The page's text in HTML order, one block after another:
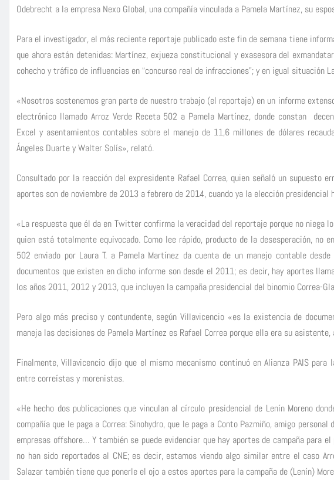
Odebrecht a la empresa Nexo Global, una compañía vinculada a Pamela Martínez, su
Para el investigador, el más reciente reportaje publicado este fin de semana tiene
que ahora están detenidas: Martínez, exjueza constitucional y exasesora del
cohecho y tráfico de influencias en “concurso real de infracciones”; y en igual situación
«Nosotros sostenemos gran parte de nuestro trabajo (el reportaje) en un informe
electrónico llamado Arroz Verde Receta 502 a Pamela Martínez, donde constan
Excel y asentamientos contables sobre el manejo de 11,6 millones de dólares
Ángeles Duarte y Walter Solís», relató.
Consultado por la reacción del expresidente Rafael Correa, quien señaló un supuesto
aportes son de noviembre de 2013 a febrero de 2014, cuando ya la elección
«La respuesta que él da en Twitter confirma la veracidad del reportaje porque no niega
quien está totalmente equivocado. Como lee rápido, producto de la desesperación, no
502 enviado por Laura T. a Pamela Martínez da cuenta de un manejo contable
documentos que existen en dicho informe son desde el 2011; es decir, hay aportes
los años 2011, 2012 y 2013, que incluyen la campaña presidencial del binomio Correa-
Pero algo más preciso y contundente, según Villavicencio «es la existencia de
maneja las decisiones de Pamela Martínez es Rafael Correa porque ella era su
Finalmente, Villavicencio dijo que el mismo mecanismo continuó en Alianza PAIS
entre correístas y morenistas.
«He hecho dos publicaciones que vinculan al círculo presidencial de Lenín Moreno
compañía que le paga a Correa: Sinohydro, que le paga a Conto Pazmiño, amigo
empresas offshore… Y también se puede evidenciar que hay aportes de campaña para
no han sido reportados al CNE; es decir, estamos viendo algo similar entre el caso
Salazar también tiene que ponerle el ojo a estos aportes para la campaña de (Lenín)